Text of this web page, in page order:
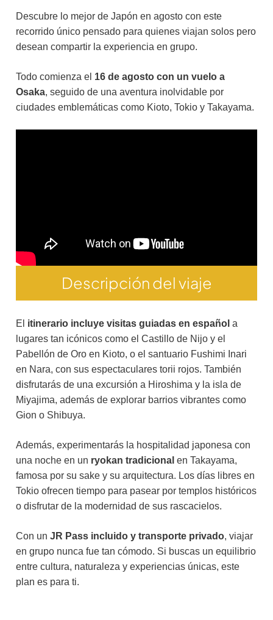
Descubre lo mejor de Japón en agosto con este
recorrido único pensado para quienes viajan solos pero
desean compartir la experiencia en grupo.
Todo comienza el 16 de agosto con un vuelo a
Osaka, seguido de una aventura inolvidable por
ciudades emblemáticas como Kioto, Tokio y Takayama.
Descripción del viaje
El itinerario incluye visitas guiadas en español a
lugares tan icónicos como el Castillo de Nijo y el
Pabellón de Oro en Kioto, o el santuario Fushimi Inari
en Nara, con sus espectaculares torii rojos. También
disfrutarás de una excursión a Hiroshima y la isla de
Miyajima, además de explorar barrios vibrantes como
Gion o Shibuya.
Además, experimentarás la hospitalidad japonesa con
una noche en un ryokan tradicional en Takayama,
famosa por su sake y su arquitectura. Los días libres en
Tokio ofrecen tiempo para pasear por templos históricos
o disfrutar de la modernidad de sus rascacielos.
Con un JR Pass incluido y transporte privado, viajar
en grupo nunca fue tan cómodo. Si buscas un equilibrio
entre cultura, naturaleza y experiencias únicas, este
plan es para ti.